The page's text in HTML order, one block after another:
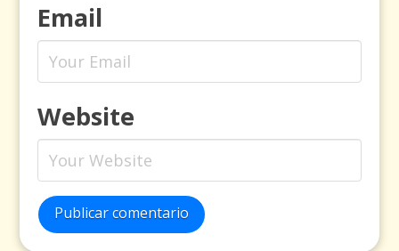
Email
Website
Publicar comentario